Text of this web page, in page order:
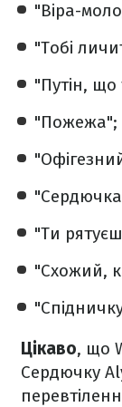
"Віра-
"Тобі
"Путін,
"Пожежа";
"Сердючка
"Ти
"Схожий,
Цікаво, що
Сердючку